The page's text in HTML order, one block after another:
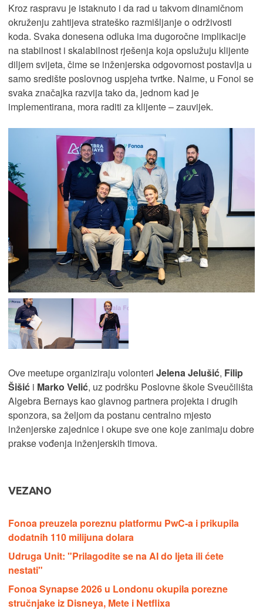
Kroz raspravu je istaknuto i da rad u takvom dinamičnom
okruženju zahtijeva strateško razmišljanje o održivosti
koda. Svaka donesena odluka ima dugoročne implikacije
na stabilnost i skalabilnost rješenja koja opslužuju klijente
diljem svijeta, čime se inženjerska odgovornost postavlja u
samo središte poslovnog uspjeha tvrtke. Naime, u Fonoi se
svaka značajka razvija tako da, jednom kad je
implementirana, mora raditi za klijente – zauvijek.
Ove meetupe organiziraju volonteri Jelena Jelušić, Filip
Šišić i Marko Velić, uz podršku Poslovne škole Sveučilišta
Algebra Bernays kao glavnog partnera projekta i drugih
sponzora, sa željom da postanu centralno mjesto
inženjerske zajednice i okupe sve one koje zanimaju dobre
prakse vođenja inženjerskih timova.
VEZANO
Fonoa preuzela poreznu platformu PwC-a i prikupila
dodatnih 110 milijuna dolara
Udruga Unit: "Prilagodite se na AI do ljeta ili ćete
nestati"
Fonoa Synapse 2026 u Londonu okupila porezne
stručnjake iz Disneya, Mete i Netflixa